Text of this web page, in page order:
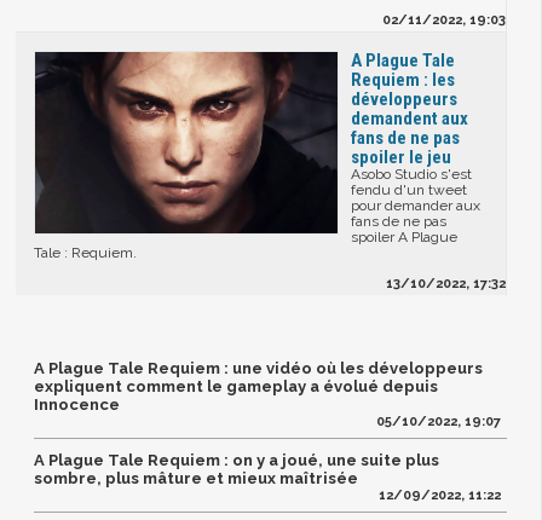
02/11/2022, 19:03
A Plague Tale
Requiem : les
développeurs
demandent aux
fans de ne pas
spoiler le jeu
Asobo Studio s'est
fendu d'un tweet
pour demander aux
fans de ne pas
spoiler A Plague
Tale : Requiem.
13/10/2022, 17:32
A Plague Tale Requiem : une vidéo où les développeurs
expliquent comment le gameplay a évolué depuis
Innocence
05/10/2022, 19:07
A Plague Tale Requiem : on y a joué, une suite plus
sombre, plus mâture et mieux maîtrisée
12/09/2022, 11:22